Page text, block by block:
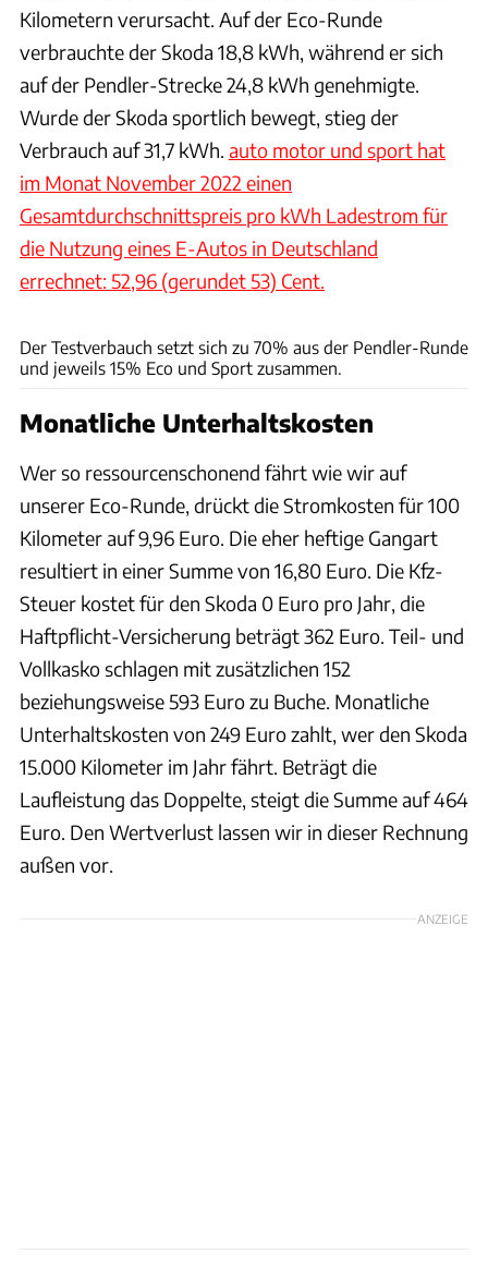
Kilometern verursacht. Auf der Eco-Runde
verbrauchte der Skoda 18,8 kWh, während er sich
auf der Pendler-Strecke 24,8 kWh genehmigte.
Wurde der Skoda sportlich bewegt, stieg der
Verbrauch auf 31,7 kWh. auto motor und sport hat
im Monat November 2022 einen
Gesamtdurchschnittspreis pro kWh Ladestrom für
die Nutzung eines E-Autos in Deutschland
errechnet: 52,96 (gerundet 53) Cent.
Der Testverbauch setzt sich zu 70% aus der Pendler-Runde
und jeweils 15% Eco und Sport zusammen.
Monatliche Unterhaltskosten
Wer so ressourcenschonend fährt wie wir auf
unserer Eco-Runde, drückt die Stromkosten für 100
Kilometer auf 9,96 Euro. Die eher heftige Gangart
resultiert in einer Summe von 16,80 Euro. Die Kfz-
Steuer kostet für den Skoda 0 Euro pro Jahr, die
Haftpflicht-Versicherung beträgt 362 Euro. Teil- und
Vollkasko schlagen mit zusätzlichen 152
beziehungsweise 593 Euro zu Buche. Monatliche
Unterhaltskosten von 249 Euro zahlt, wer den Skoda
15.000 Kilometer im Jahr fährt. Beträgt die
Laufleistung das Doppelte, steigt die Summe auf 464
Euro. Den Wertverlust lassen wir in dieser Rechnung
außen vor.
ANZEIGE